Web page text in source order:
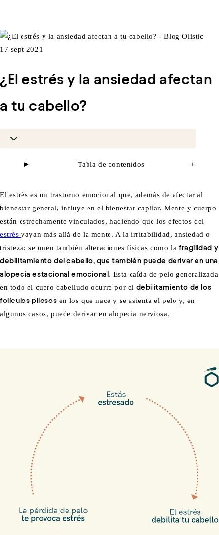
17 sept 2021
¿El estrés y la ansiedad afectan
a tu cabello?
Tabla de contenidos +
El estrés es un trastorno emocional que, además de afectar al
bienestar general, influye en el bienestar capilar. Mente y cuerpo
están estrechamente vinculados, haciendo que los efectos del
estrésvayan más allá de la mente. A la irritabilidad, ansiedad o
tristeza; se unen también alteraciones físicas como lafragilidad y
debilitamiento del cabello, que también puede derivar en una
alopecia estacional emocional . Esta caída de pelo generalizada
en todo el cuero cabelludo ocurre por el debilitamiento de los
folículos pilosos en los que nace y se asienta el pelo y, en
algunos casos, puede derivar en alopecia nerviosa.